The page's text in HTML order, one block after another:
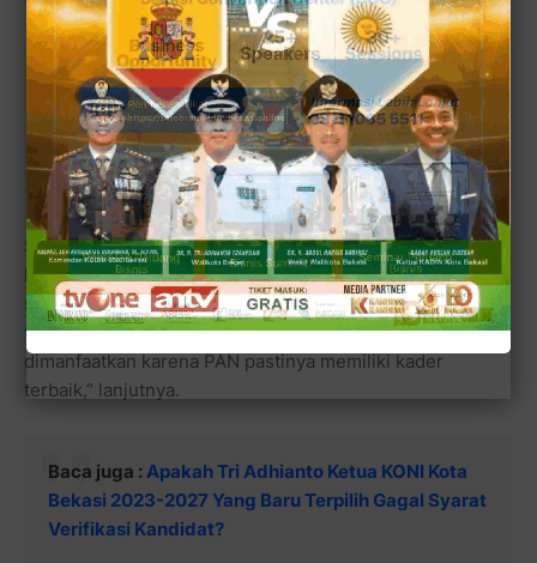
Baca juga:Abdul Muin Hafied: Pemkot Harus Beri
Sanksi Putus Perjanjian Kerja Sama dengan
Kontraktor Revitalisasi Pasar Kranji yang
Mangkrak
Secara pribadi ia berharap dan bahkan mendesak agar
kader-kader terbaik PAN segera mendaftar penjaringan
sebagai bakal calon Walikota Bekasi. “Waktu penjaringan
tinggal seminggu lagi, kami berharap sekali waktu ini
dimanfaatkan karena PAN pastinya memiliki kader
terbaik,” lanjutnya.
Baca juga : Apakah Tri Adhianto Ketua KONI Kota
Bekasi 2023-2027 Yang Baru Terpilih Gagal Syarat
Verifikasi Kandidat?